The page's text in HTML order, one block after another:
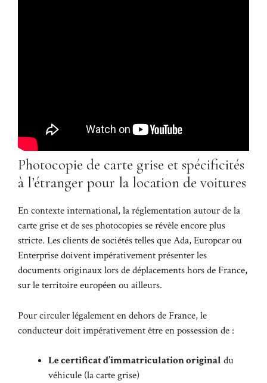
Photocopie de carte grise et spécificités
à l’étranger pour la location de voitures
En contexte international, la réglementation autour de la
carte grise et de ses photocopies se révèle encore plus
stricte. Les clients de sociétés telles que Ada, Europcar ou
Enterprise doivent impérativement présenter les
documents originaux lors de déplacements hors de France,
sur le territoire européen ou ailleurs.
Pour circuler légalement en dehors de France, le
conducteur doit impérativement être en possession de :
Le certificat d’immatriculation original du
véhicule (la carte grise)